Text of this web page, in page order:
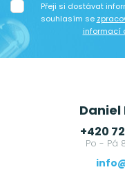
Přeji si dostávat
souhlasím se
informací
+420
Po - Pá